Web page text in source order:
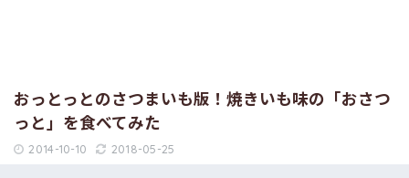
おっとっとのさつまいも版！焼きいも味の「おさつ
っと」を食べてみた
2014-10-10 2018-05-25